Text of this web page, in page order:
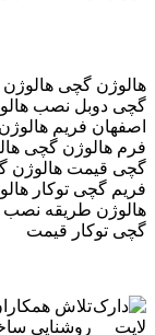
هالوژن گچی
گچی دوبل نصب
اصفهان فریم
فرم هالوژن گچی
گچی قیمت هالوژن
فریم گچی توکار
هالوژن طریقه نصب
گچی توکار قیمت
تلاش
روشنایی